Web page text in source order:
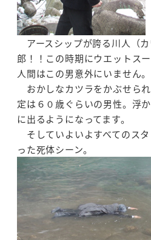
アースシップが誇る川人（
郎！！この時期にウエットス
人間はこの男意外にいません。
おかしなカツラをかぶせら
定は６０歳ぐらいの男性。浮
に出るようになってます。
そしていよいよすべてのス
った死体シーン。